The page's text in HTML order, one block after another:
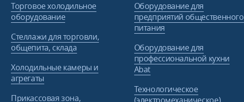
Торговое холодильное
оборудование
Стеллажи для торговли,
общепита, склада
Холодильные камеры и
агрегаты
Прикассовая зона,
Оборудование для
предприятий общественного
питания
Оборудование для
профессиональной кухни
Abat
Технологическое